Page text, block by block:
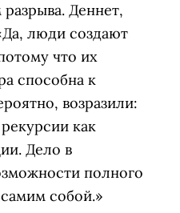
Деннет,
люди создают
что их
способна к
возразили:
как
Дело в
полного
собой.»